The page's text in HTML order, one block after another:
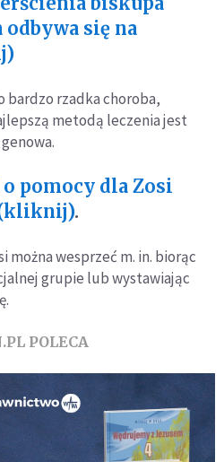
się na
bardzo rzadka choroba,
metodą leczenia jest
pomocy dla Zosi
(kliknij).
można wesprzeć m. in. biorąc
grupie lub wystawiając
POLECA